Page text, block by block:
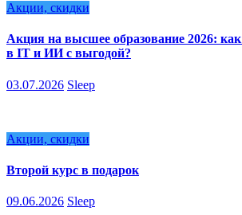
Акции, скидки
Акция на высшее образование 2026:
в IT и ИИ с выгодой?
03.07.2026 Sleep
Акции, скидки
Второй курс в подарок
09.06.2026 Sleep